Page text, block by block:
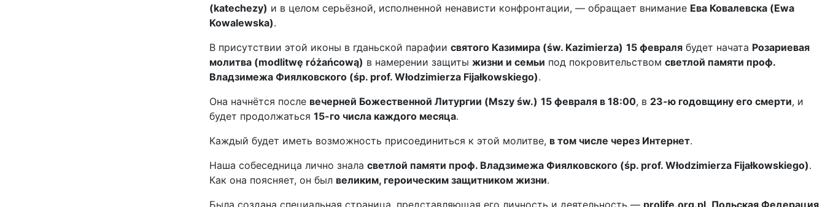
(katechezy) и в целом серьёзной, исполненной ненависти конфронтации, — обращает внимание Ева Ковалевска (Ewa
Kowalewska).
В присутствии этой иконы в гданьской парафии святого Казимира (św. Kazimierza) 15 февраля будет начата Розариевая
молитва (modlitwę różańcową) в намерении защиты жизни и семьи под покровительством светлой памяти проф.
Владзимежа Фиялковского (śp. prof. Włodzimierza Fijałkowskiego).
Она начнётся после вечерней Божественной Литургии (Mszy św.) 15 февраля в 18:00, в 23-ю годовщину его смерти, и
будет продолжаться 15-го числа каждого месяца.
Каждый будет иметь возможность присоединиться к этой молитве, в том числе через Интернет.
Наша собеседница лично знала светлой памяти проф. Владзимежа Фиялковского (śp. prof. Włodzimierza Fijałkowskiego).
Как она поясняет, он был великим, героическим защитником жизни.
Была создана специальная страница, представляющая его личность и деятельность — prolife.org.pl. Польская Федерация